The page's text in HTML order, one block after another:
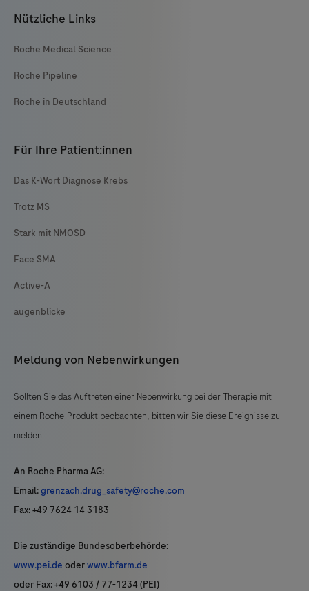
Nützliche Links
Roche Medical Science
Roche Pipeline
Roche in Deutschland
Für Ihre Patient:innen
Das K-Wort Diagnose Krebs
Trotz MS
Stark mit NMOSD
Face SMA
Active-A
augenblicke
Meldung von Nebenwirkungen
Sollten Sie das Auftreten einer Nebenwirkung bei der Therapie mit
einem Roche-Produkt beobachten, bitten wir Sie diese Ereignisse zu
melden:
An Roche Pharma AG:
Email:grenzach.drug_safety@roche.com
Fax: +49 7624 14 3183
Die zuständige Bundesoberbehörde:
www.pei.de oderwww.bfarm.de
oder Fax: +49 6103 / 77-1234 (PEI)